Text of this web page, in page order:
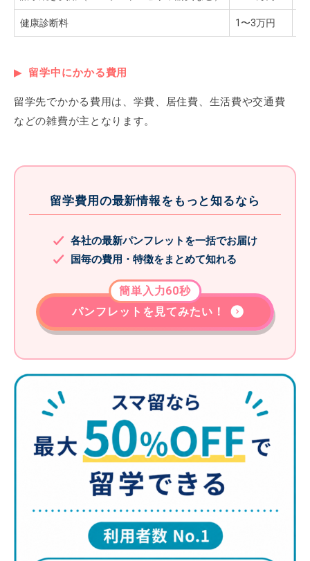
健康診断料 1〜3万円
留学中にかかる費用
留学先でかかる費用は、学費、居住費、生活費や交通費
などの雑費が主となります。
留学費用の最新情報をもっと知るなら
各社の最新パンフレットを一括でお届け
国毎の費用・特徴をまとめて知れる
パンフレットを見てみたい！
簡単入力60秒